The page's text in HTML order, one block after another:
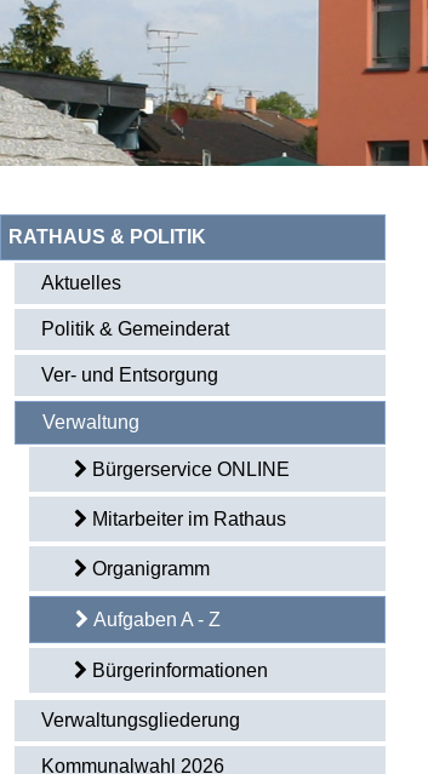
RATHAUS & POLITIK
Aktuelles
Politik & Gemeinderat
Ver- und Entsorgung
Verwaltung
Bürgerservice ONLINE
Mitarbeiter im Rathaus
Organigramm
Aufgaben A - Z
Bürgerinformationen
Verwaltungsgliederung
Kommunalwahl 2026